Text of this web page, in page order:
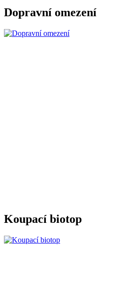
Dopravní omezení
Koupací biotop